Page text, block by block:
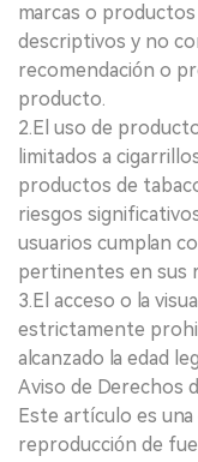
marcas o
descriptivos y no
recomendación o
producto.
2.El uso de
limitados a
productos de
riesgos
usuarios cumplan
pertinentes en sus
3.El acceso o la
estrictamente
alcanzado la edad
Aviso de Derechos
Este artículo es
reproducción de